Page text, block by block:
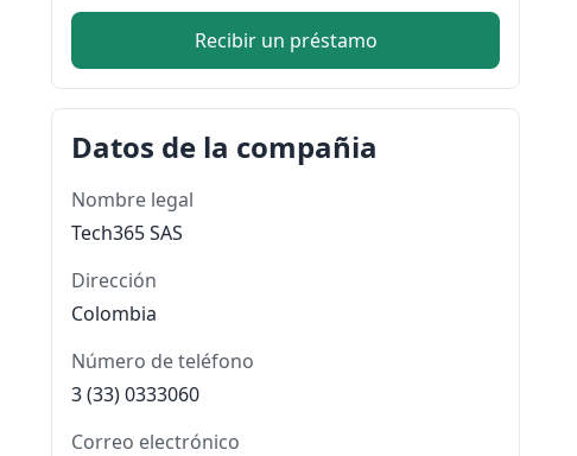
Recibir un préstamo
Datos de la compañia
Nombre legal
Tech365 SAS
Dirección
Colombia
Número de teléfono
3 (33) 0333060
Correo electrónico